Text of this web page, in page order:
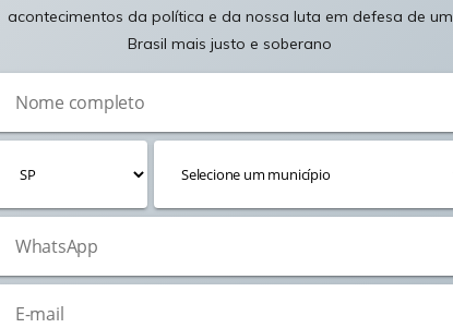
acontecimentos da política e da nossa luta em defesa de um
Brasil mais justo e soberano